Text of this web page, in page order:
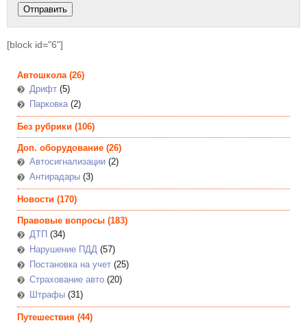
[block id="6"]
Автошкола(26)
Дрифт (5)
Парковка(2)
Без рубрики (106)
Доп. оборудование (26)
Автосигнализации (2)
Антирадары (3)
Новости (170)
Правовые вопросы (183)
ДТП (34)
Нарушение ПДД (57)
Постановка на учет (25)
Страхование авто (20)
Штрафы (31)
Путешествия (44)